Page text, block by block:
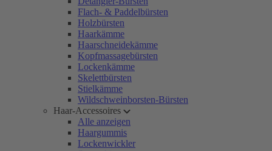
Flach- & Paddelbürsten
Holzbürsten
Haarkämme
Haarschneidekämme
Kopfmassagebürsten
Lockenkämme
Skelettbürsten
Stielkämme
Wildschweinborsten-Bürsten
Haar-Accessoires
Alle anzeigen
Haargummis
Lockenwickler